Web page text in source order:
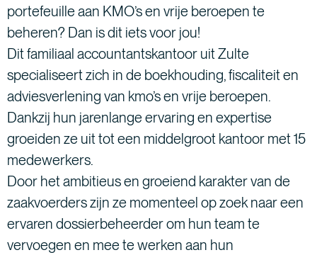
portefeuille aan KMO’s en vrije beroepen te
beheren? Dan is dit iets voor jou!
Dit familiaal accountantskantoor uit Zulte
specialiseert zich in de boekhouding, fiscaliteit en
adviesverlening van kmo’s en vrije beroepen.
Dankzij hun jarenlange ervaring en expertise
groeiden ze uit tot een middelgroot kantoor met 15
medewerkers.
Door het ambitieus en groeiend karakter van de
zaakvoerders zijn ze momenteel op zoek naar een
ervaren dossierbeheerder om hun team te
vervoegen en mee te werken aan hun